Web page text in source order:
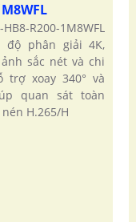
R200-1M8WFL
độ phân giải 4K,
sắc nét và chi
trợ xoay 340° và
quan sát toàn
H.265/H